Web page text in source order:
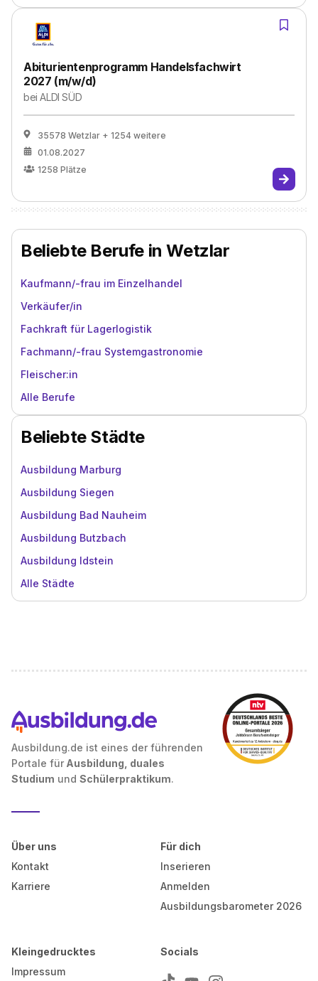
Abiturientenprogramm Handelsfachwirt
2027 (m/w/d)
beiALDI SÜD
35578 Wetzlar + 1254 weitere
01.08.2027
1258 Plätze
Beliebte Berufe in Wetzlar
Kaufmann/-frau im Einzelhandel
Verkäufer/in
Fachkraft für Lagerlogistik
Fachmann/-frau Systemgastronomie
Fleischer:in
Alle Berufe
Beliebte Städte
Ausbildung Marburg
Ausbildung Siegen
Ausbildung Bad Nauheim
Ausbildung Butzbach
Ausbildung Idstein
Alle Städte
Ausbildung.de ist eines der führenden
Portale für Ausbildung, duales
Studium und Schülerpraktikum.
Über uns
Kontakt
Karriere
Für dich
Inserieren
Anmelden
Ausbildungsbarometer 2026
Kleingedrucktes
Impressum
Socials